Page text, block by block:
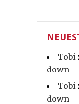
Tobi
down
Tobi
down